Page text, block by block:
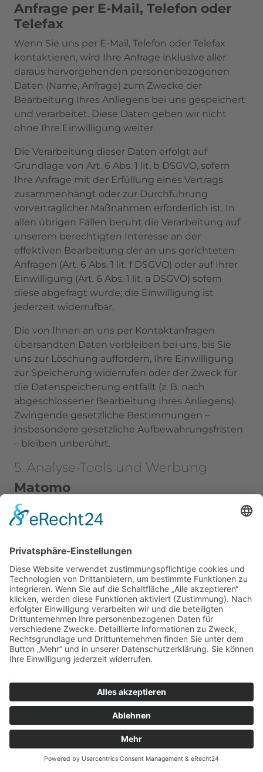
Anfrage per E-Mail, Telefon oder
Telefax
Wenn Sie uns per E-Mail, Telefon oder Telefax
kontaktieren, wird Ihre Anfrage inklusive aller
daraus hervorgehenden personenbezogenen
Daten (Name, Anfrage) zum Zwecke der
Bearbeitung Ihres Anliegens bei uns gespeichert
und verarbeitet. Diese Daten geben wir nicht
ohne Ihre Einwilligung weiter.
Die Verarbeitung dieser Daten erfolgt auf
Grundlage von Art. 6 Abs. 1 lit. b DSGVO, sofern
Ihre Anfrage mit der Erfüllung eines Vertrags
zusammenhängt oder zur Durchführung
vorvertraglicher Maßnahmen erforderlich ist. In
allen übrigen Fällen beruht die Verarbeitung auf
unserem berechtigten Interesse an der
effektiven Bearbeitung der an uns gerichteten
Anfragen (Art. 6 Abs. 1 lit. f DSGVO) oder auf Ihrer
Einwilligung (Art. 6 Abs. 1 lit. a DSGVO) sofern
diese abgefragt wurde; die Einwilligung ist
jederzeit widerrufbar.
Die von Ihnen an uns per Kontaktanfragen
übersandten Daten verbleiben bei uns, bis Sie
uns zur Löschung auffordern, Ihre Einwilligung
zur Speicherung widerrufen oder der Zweck für
die Datenspeicherung entfällt (z. B. nach
abgeschlossener Bearbeitung Ihres Anliegens).
Zwingende gesetzliche Bestimmungen –
insbesondere gesetzliche Aufbewahrungsfristen
– bleiben unberührt.
5. Analyse-Tools und Werbung
Matomo
Diese Website benutzt den Open Source
Webanalysedienst Matomo.
Mit Hilfe von Matomo sind wir in der Lage Daten
über die Nutzung unserer Website durch die
Websitebesucher zu erfassen und zu analysieren.
Hierdurch können wir u. a. herausfinden, wann
welche Seitenaufrufe getätigt wurden und aus
welcher Region sie kommen. Außerdem erfassen
wir verschiedene Logdateien (z. B. IP-Adresse,
Referrer, verwendete Browser und
Betriebssysteme) und können messen, ob
durchführen (z. B. Klicks, Käufe u. Ä.).
Die Nutzung dieses Analyse-Tools erfolgt auf
Grundlage von Art. 6 Abs. 1 lit. f DSGVO. Der
Websitebetreiber hat ein berechtigtes Interesse
an der Analyse des Nutzerverhaltens, um sowohl
sein Webangebot als auch seine Werbung zu